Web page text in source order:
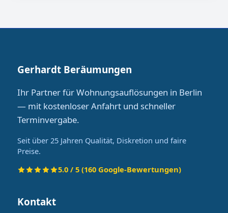
Gerhardt Beräumungen
Ihr Partner für Wohnungsauflösungen in Berlin
— mit kostenloser Anfahrt und schneller
Terminvergabe.
Seit über 25 Jahren Qualität, Diskretion und faire
Preise.
5.0 / 5 (160 Google-Bewertungen)
Kontakt